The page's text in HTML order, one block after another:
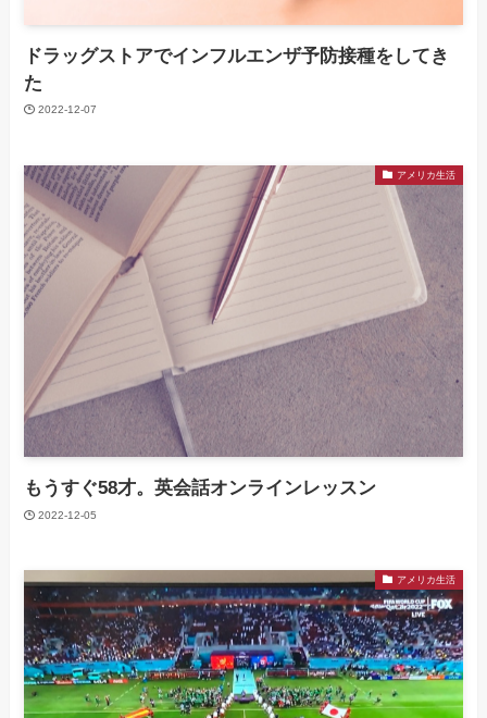
ドラッグストアでインフルエンザ予防接種をしてき
た
2022-12-07
アメリカ生活
もうすぐ58才。英会話オンラインレッスン
2022-12-05
アメリカ生活